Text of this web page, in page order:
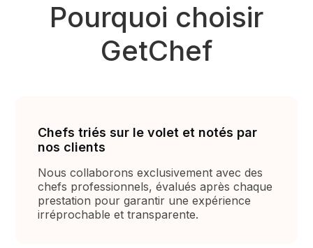
Pourquoi choisir
GetChef
Chefs triés sur le volet et notés par
nos clients
Nous collaborons exclusivement avec des
chefs professionnels, évalués après chaque
prestation pour garantir une expérience
irréprochable et transparente.